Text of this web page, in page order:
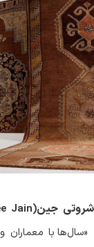
شروتی جینJain)
«سال‌ها با